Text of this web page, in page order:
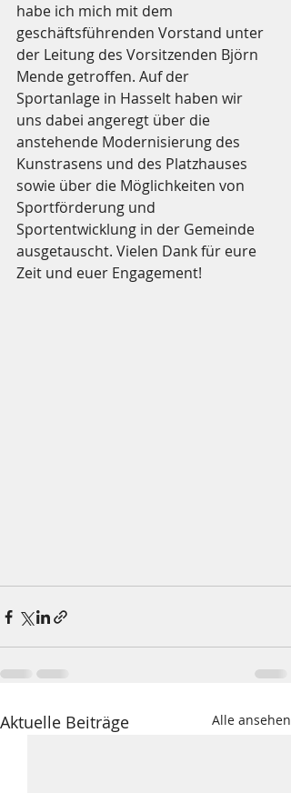
habe ich mich mit dem
geschäftsführenden Vorstand unter
der Leitung des Vorsitzenden Björn
Mende getroffen. Auf der
Sportanlage in Hasselt haben wir
uns dabei angeregt über die
anstehende Modernisierung des
Kunstrasens und des Platzhauses
sowie über die Möglichkeiten von
Sportförderung und
Sportentwicklung in der Gemeinde
ausgetauscht. Vielen Dank für eure
Zeit und euer Engagement!
Aktuelle Beiträge Alle ansehen